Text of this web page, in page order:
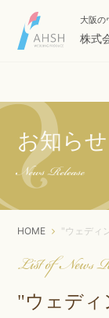
大阪の
株式
お知ら
News Release
HOME "ウェディ
List of News
"ウェディ